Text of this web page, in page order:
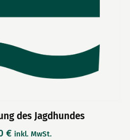
des Jagdhundes
€ inkl. MwSt.